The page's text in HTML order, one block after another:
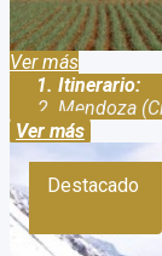
con el legajo:
Mendoza.
Ver más
Itinerario:
Mendoza
Ver más
Destacado